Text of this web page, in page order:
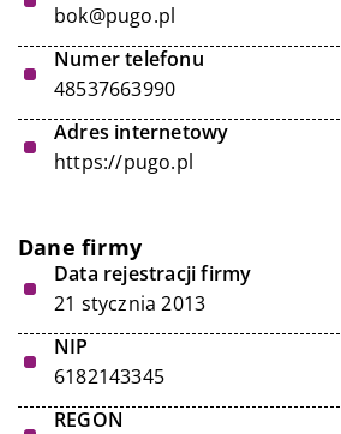
bok@pugo.pl
Numer telefonu
48537663990
Adres internetowy
https://pugo.pl
Dane firmy
Data rejestracji firmy
21 stycznia 2013
NIP
6182143345
REGON